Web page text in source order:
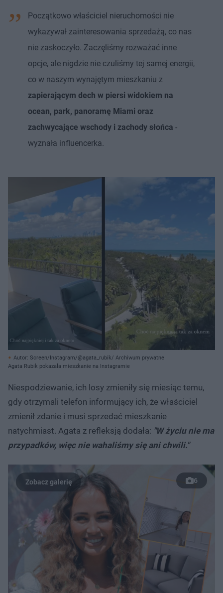
Początkowo właściciel nieruchomości nie
wykazywał zainteresowania sprzedażą, co nas
nie zaskoczyło. Zaczęliśmy rozważać inne
opcje, ale nigdzie nie czuliśmy tej samej energii,
co w naszym wynajętym mieszkaniu z
zapierającym dech w piersi widokiem na
ocean, park, panoramę Miami oraz
zachwycające wschody i zachody słońca -
wyznała influencerka.
Autor: Screen/Instagram/@agata_rubik/ Archiwum prywatne
Agata Rubik pokazała mieszkanie na Instagramie
Niespodziewanie, ich losy zmieniły się miesiąc temu,
gdy otrzymali telefon informujący ich, że właściciel
zmienił zdanie i musi sprzedać mieszkanie
natychmiast. Agata z refleksją dodała: "W życiu nie ma
przypadków, więc nie wahaliśmy się ani chwili."
6